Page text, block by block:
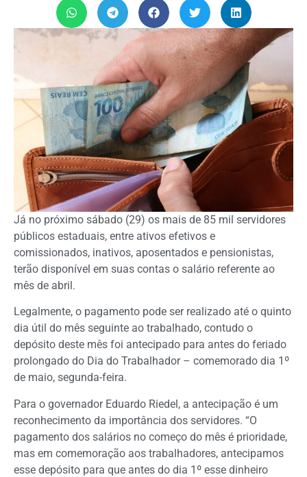
Já no próximo sábado (29) os mais de 85 mil servidores
públicos estaduais, entre ativos efetivos e
comissionados, inativos, aposentados e pensionistas,
terão disponível em suas contas o salário referente ao
mês de abril.
Legalmente, o pagamento pode ser realizado até o quinto
dia útil do mês seguinte ao trabalhado, contudo o
depósito deste mês foi antecipado para antes do feriado
prolongado do Dia do Trabalhador – comemorado dia 1º
de maio, segunda-feira.
Para o governador Eduardo Riedel, a antecipação é um
reconhecimento da importância dos servidores. “O
pagamento dos salários no começo do mês é prioridade,
mas em comemoração aos trabalhadores, antecipamos
esse depósito para que antes do dia 1º esse dinheiro